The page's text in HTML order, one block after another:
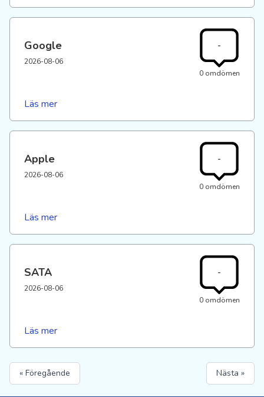
Google
2026-08-06
-
0 omdömen
Läs mer
Apple
2026-08-06
-
0 omdömen
Läs mer
SATA
2026-08-06
-
0 omdömen
Läs mer
« Föregående Nästa »